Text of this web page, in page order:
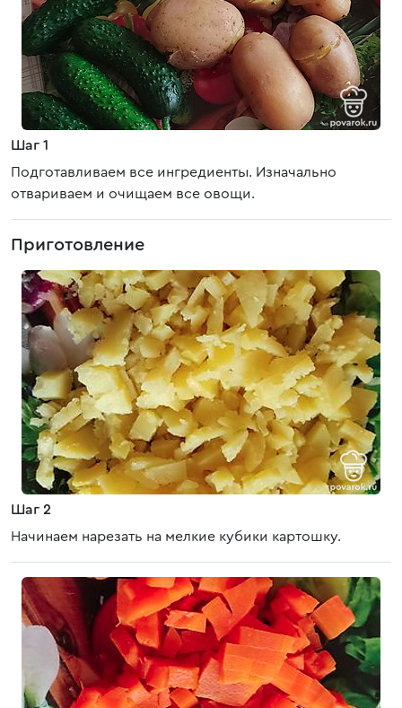
Шаг 1
Подготавливаем все ингредиенты. Изначально
отвариваем и очищаем все овощи.
Приготовление
Шаг 2
Начинаем нарезать на мелкие кубики картошку.